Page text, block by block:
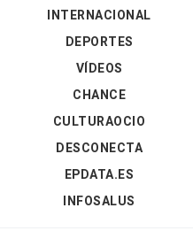
INTERNACIONAL
DEPORTES
VÍDEOS
CHANCE
CULTURAOCIO
DESCONECTA
EPDATA.ES
INFOSALUS